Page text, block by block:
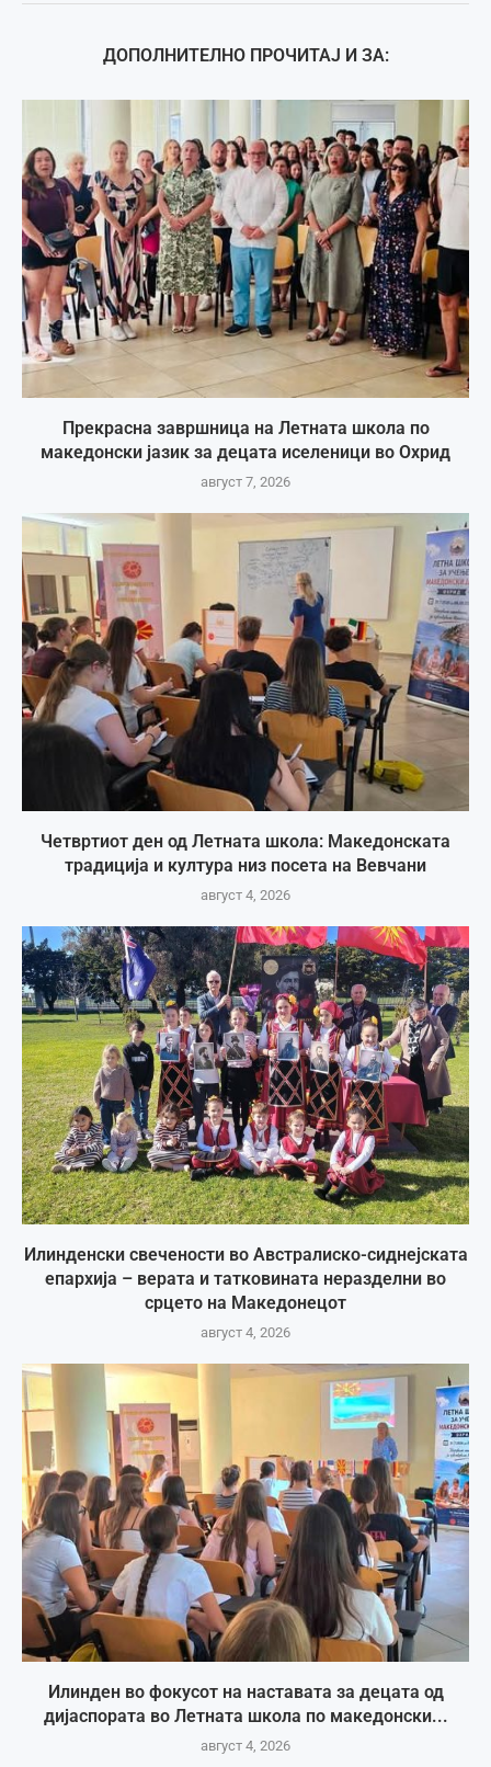
ДОПОЛНИТЕЛНО ПРОЧИТАЈ И ЗА:
Прекрасна завршница на Летната школа по
македонски јазик за децата иселеници во Охрид
август 7, 2026
Четвртиот ден од Летната школа: Македонската
традиција и култура низ посета на Вевчани
август 4, 2026
Илинденски свечености во Австралиско-сиднејската
епархија – верата и татковината неразделни во
срцето на Македонецот
август 4, 2026
Илинден во фокусот на наставата за децата од
дијаспората во Летната школа по македонски...
август 4, 2026